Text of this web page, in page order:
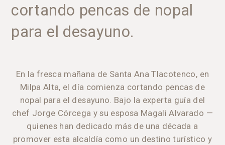
cortando pencas de nopal
para el desayuno.
En la fresca mañana de Santa Ana Tlacotenco, en
Milpa Alta, el día comienza cortando pencas de
nopal para el desayuno. Bajo la experta guía del
chef Jorge Córcega y su esposa Magali Alvarado —
quienes han dedicado más de una década a
promover esta alcaldía como un destino turístico y